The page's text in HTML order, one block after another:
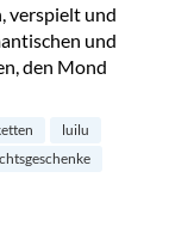
verspielt und
und
den Mond
in Hamburg-
luilu